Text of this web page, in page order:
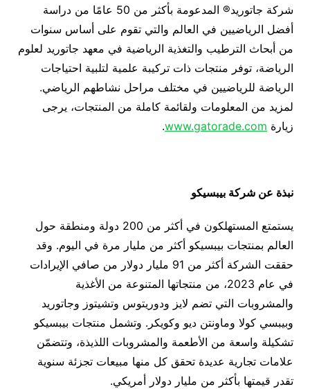
شركة جاتوريد® المدعومة بأكثر من 50 عامًا من دراسة
أفضل الرياضيين في العالم والتي تقوم على أساس سنوات
من أبحاث الترطيب والتغذية الرياضية في معهد جاتوريد لعلوم
الرياضة، توفر منتجات ذات تركيبة علمية لتلبية احتياجات
الرياضة للرياضيين في مختلف مراحل نشاطهم الرياضي.
لمزيد من المعلومات ولقائمة كاملة من المنتجات، يرجى
زيارة www.gatorade.com
.
نبذة عن شركة بيبسيكو
يستمتع المستهلكون في أكثر من 200 دولة ومنطقة حول
العالم بمنتجات بيبسيكو أكثر من مليار مرة في اليوم. وقد
حققت الشركة أكثر من 91 مليار دولار من صافي الإيرادات
في عام 2023، من منتجاتها المتنوعة من الأغذية
والمشروبات التي تضم لايز ودوريتوس وتشيتوز وجاتوريد
وبيبسي كولا وماونتن ديو وكويكر. وتشمل منتجات بيبسيكو
تشكيلة واسعة من الأطعمة والمشروبات اللذيذة، وتتضمّن
علامات تجارية عديدة تحقق كل منها مبيعات تجزئة سنوية
تقدر قيمتها بأكثر من مليار دولار أمريكي.